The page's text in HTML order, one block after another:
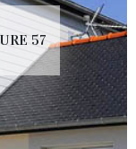
57